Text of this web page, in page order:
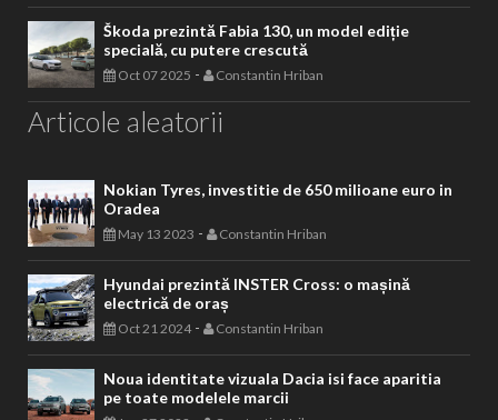
Škoda prezintă Fabia 130, un model ediție
specială, cu putere crescută
Oct 07 2025 - Constantin Hriban
Articole aleatorii
Nokian Tyres, investitie de 650 milioane euro in
Oradea
May 13 2023 - Constantin Hriban
Hyundai prezintă INSTER Cross: o mașină
electrică de oraș
Oct 21 2024- Constantin Hriban
Noua identitate vizuala Dacia isi face aparitia
pe toate modelele marcii